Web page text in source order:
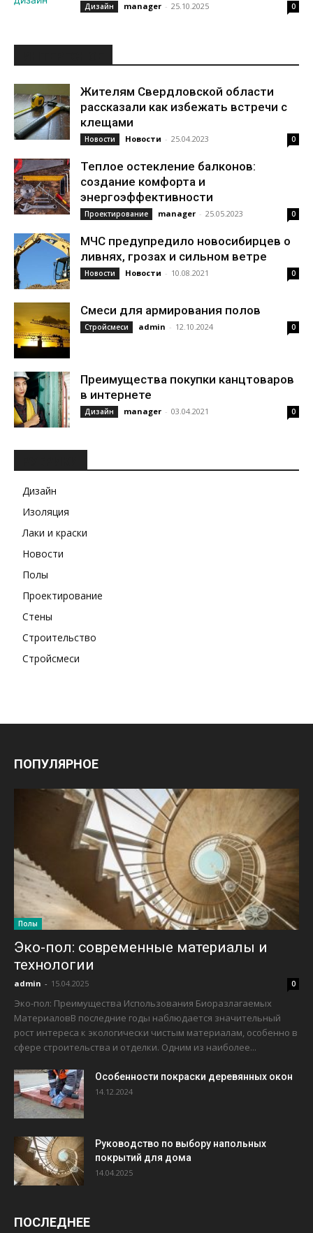
Дизайн manager - 25.10.2025 0
Жителям Свердловской области
рассказали как избежать встречи с
клещами
Новости Новости - 25.04.2023 0
Теплое остекление балконов:
создание комфорта и
энергоэффективности
Проектирование manager - 25.05.2023 0
МЧС предупредило новосибирцев о
ливнях, грозах и сильном ветре
Новости Новости - 10.08.2021 0
Смеси для армирования полов
Стройсмеси admin - 12.10.2024 0
Преимущества покупки канцтоваров
в интернете
Дизайн manager - 03.04.2021 0
Дизайн
Изоляция
Лаки и краски
Новости
Полы
Проектирование
Стены
Строительство
Стройсмеси
ПОПУЛЯРНОЕ
Полы
Эко-пол: современные материалы и
технологии
admin - 15.04.2025 0
Эко-пол: Преимущества Использования Биоразлагаемых
МатериаловВ последние годы наблюдается значительный
рост интереса к экологически чистым материалам, особенно в
сфере строительства и отделки. Одним из наиболее...
Особенности покраски деревянных окон
14.12.2024
Руководство по выбору напольных
покрытий для дома
14.04.2025
ПОСЛЕДНЕЕ